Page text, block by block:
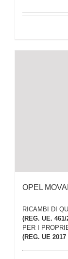
OPEL
RICAMBI DI
(REG. UE. 461/
PER I
(REG. UE 2017